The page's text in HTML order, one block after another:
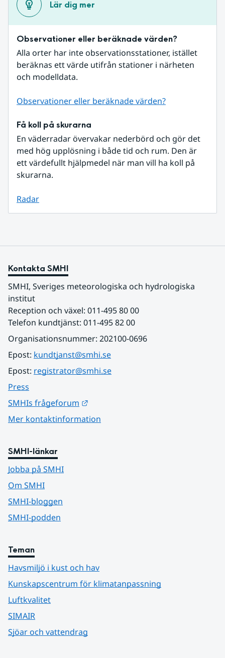
Lär dig mer
Observationer eller beräknade värden?
Alla orter har inte observationsstationer, istället
beräknas ett värde utifrån stationer i närheten
och modelldata.
Observationer eller beräknade värden?
Få koll på skurarna
En väderradar övervakar nederbörd och gör det
med hög upplösning i både tid och rum. Den är
ett värdefullt hjälpmedel när man vill ha koll på
skurarna.
Radar
Kontakta SMHI
SMHI, Sveriges meteorologiska och hydrologiska
institut
Reception och växel: 011-495 80 00
Telefon kundtjänst: 011-495 82 00
Organisationsnummer: 202100-0696
Epost: kundtjanst@smhi.se
Epost: registrator@smhi.se
Press
SMHIs frågeforum
Mer kontaktinformation
SMHI-länkar
Jobba på SMHI
Om SMHI
SMHI-bloggen
SMHI-podden
Teman
Havsmiljö i kust och hav
Kunskapscentrum för klimatanpassning
Luftkvalitet
SIMAIR
Sjöar och vattendrag